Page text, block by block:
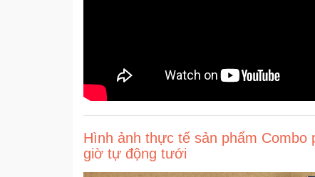
Hình ảnh thực tế sản phẩm
giờ tự động tưới